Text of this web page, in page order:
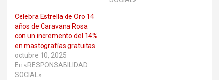
Celebra Estrella de Oro 14
años de Caravana Rosa
con un incremento del 14%
en mastografías gratuitas
octubre 10, 2025
En «RESPONSABILIDAD
SOCIAL»